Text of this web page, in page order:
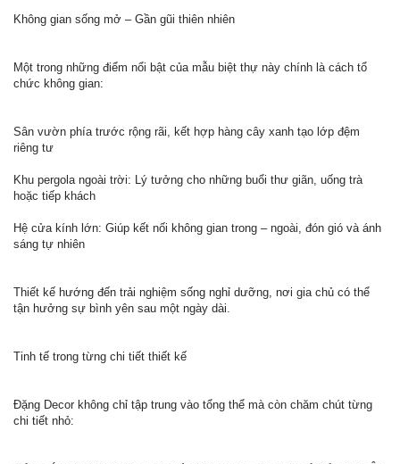
Không gian sống mở – Gần gũi thiên nhiên
Một trong những điểm nổi bật của mẫu biệt thự này chính là cách tổ
chức không gian:
Sân vườn phía trước rộng rãi, kết hợp hàng cây xanh tạo lớp đệm
riêng tư
Khu pergola ngoài trời: Lý tưởng cho những buổi thư giãn, uống trà
hoặc tiếp khách
Hệ cửa kính lớn: Giúp kết nối không gian trong – ngoài, đón gió và ánh
sáng tự nhiên
Thiết kế hướng đến trải nghiệm sống nghỉ dưỡng, nơi gia chủ có thể
tận hưởng sự bình yên sau một ngày dài.
Tinh tế trong từng chi tiết thiết kế
Đặng Decor không chỉ tập trung vào tổng thể mà còn chăm chút từng
chi tiết nhỏ: